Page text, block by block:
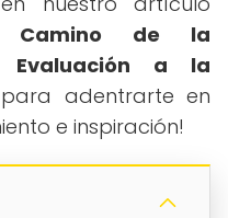
Camino de la
Evaluación a la
para adentrarte en
e inspiración!